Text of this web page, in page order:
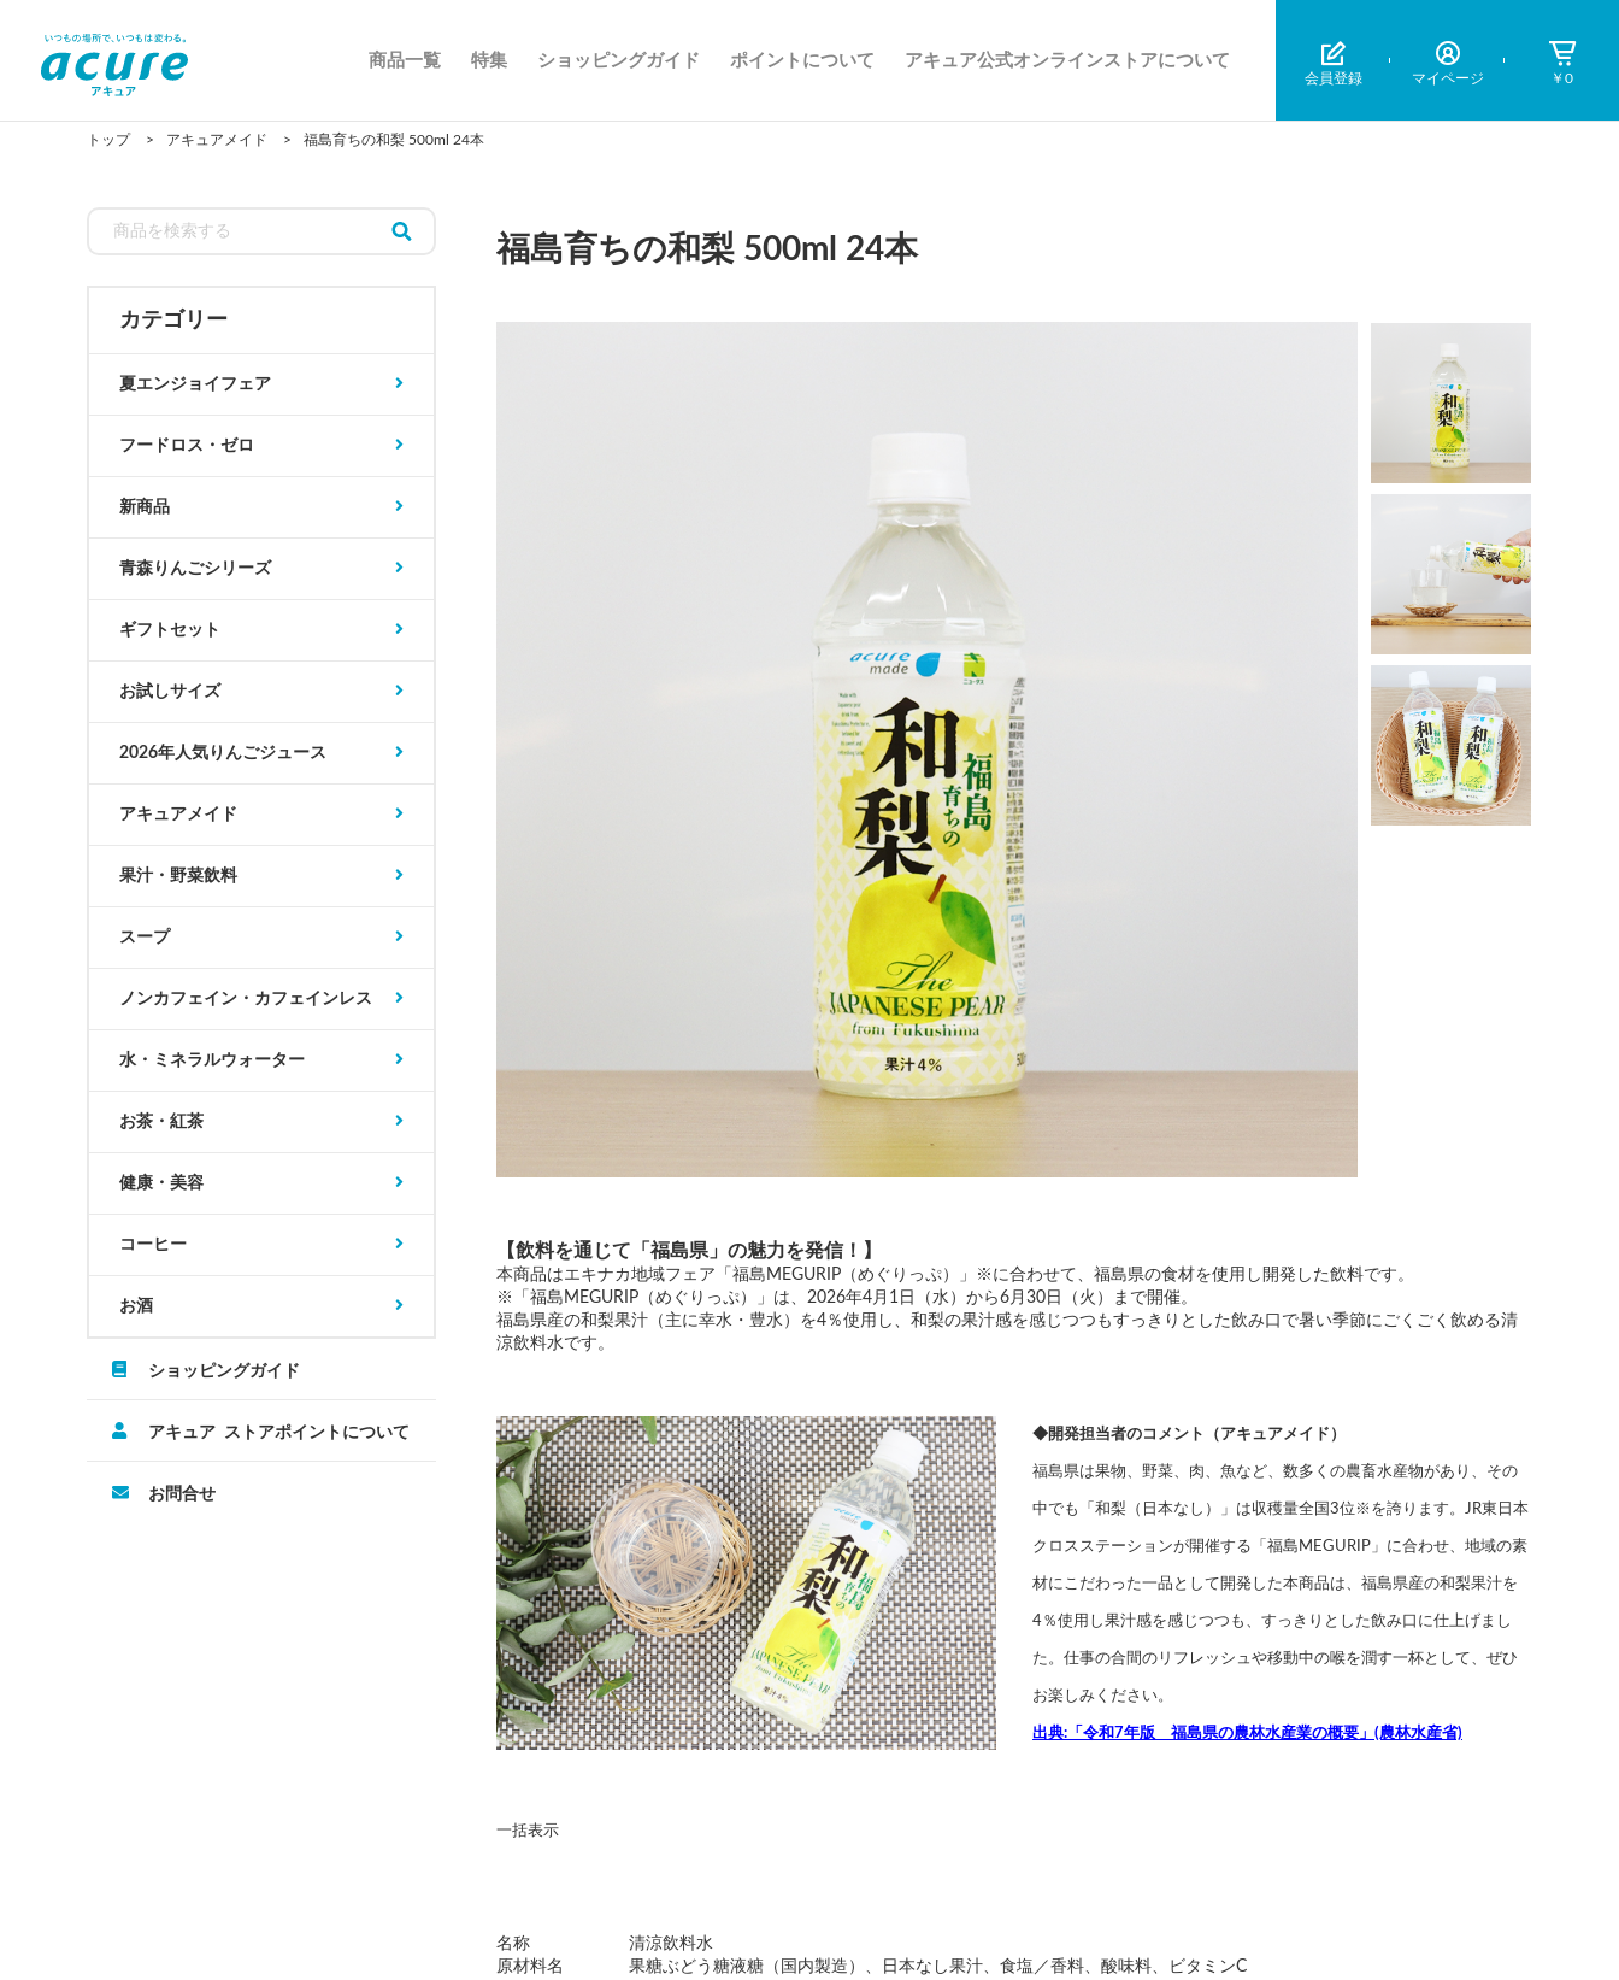
商品一覧 特集 ショッピングガイド ポイントについて アキュア公式オンラインストアについて
会員登録 マイページ ￥0
トップ アキュアメイド 福島育ちの和梨 500ml 24本
カテゴリー
夏エンジョイフェア
フードロス・ゼロ
新商品
青森りんごシリーズ
ギフトセット
お試しサイズ
2026年人気りんごジュース
アキュアメイド
果汁・野菜飲料
スープ
ノンカフェイン・カフェインレス
水・ミネラルウォーター
お茶・紅茶
健康・美容
コーヒー
お酒
ショッピングガイド
アキュア ストアポイントについて
お問合せ
福島育ちの和梨 500ml 24本
【飲料を通じて「福島県」の魅力を発信！】
本商品はエキナカ地域フェア「福島MEGURIP（めぐりっぷ）」※に合わせて、福島県の食材を使用し開発した飲料です。
※「福島MEGURIP（めぐりっぷ）」は、2026年4月1日（水）から6月30日（火）まで開催。
福島県産の和梨果汁（主に幸水・豊水）を4％使用し、和梨の果汁感を感じつつもすっきりとした飲み口で暑い季節にごくごく飲める清
涼飲料水です。
◆開発担当者のコメント（アキュアメイド）
福島県は果物、野菜、肉、魚など、数多くの農畜水産物があり、その
中でも「和梨（日本なし）」は収穫量全国3位※を誇ります。JR東日本
クロスステーションが開催する「福島MEGURIP」に合わせ、地域の素
材にこだわった一品として開発した本商品は、福島県産の和梨果汁を
4％使用し果汁感を感じつつも、すっきりとした飲み口に仕上げまし
た。仕事の合間のリフレッシュや移動中の喉を潤す一杯として、ぜひ
お楽しみください。
出典:「令和7年版 福島県の農林水産業の概要」(農林水産省)
一括表示
名称
清涼飲料水
原材料名
果糖ぶどう糖液糖（国内製造）、日本なし果汁、食塩／香料、酸味料、ビタミンC